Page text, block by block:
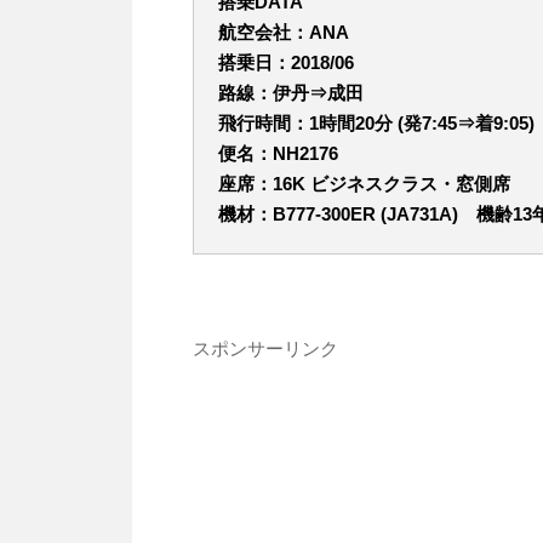
航空会社：ANA
搭乗日：2018/06
路線：伊丹⇒成田
飛行時間：1時間20分 (発7:45⇒着9:05)
便名：NH2176
座席：16K ビジネスクラス・窓側席
機材：B777-300ER (JA731A) 機齢13
スポンサーリンク